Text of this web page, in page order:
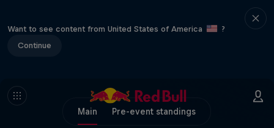
Want to see content from United States of America
?
Continue
Main Pre-event standings